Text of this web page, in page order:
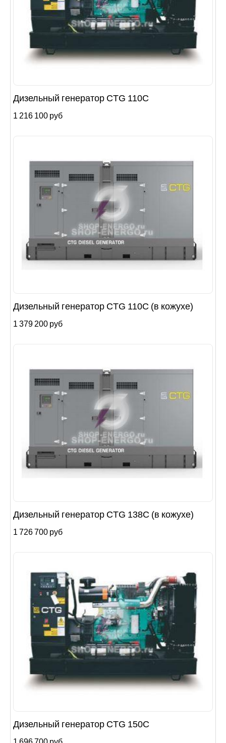
Дизельный генератор CTG 110C
1 216 100 руб
Дизельный генератор CTG 110C (в кожухе)
1 379 200 руб
Дизельный генератор CTG 138C (в кожухе)
1 726 700 руб
Дизельный генератор CTG 150C